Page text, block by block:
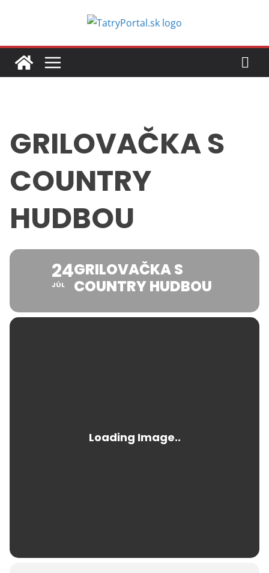
GRILOVAČKA S
COUNTRY
HUDBOU
24
JÚL
GRILOVAČKA S
COUNTRY HUDBOU